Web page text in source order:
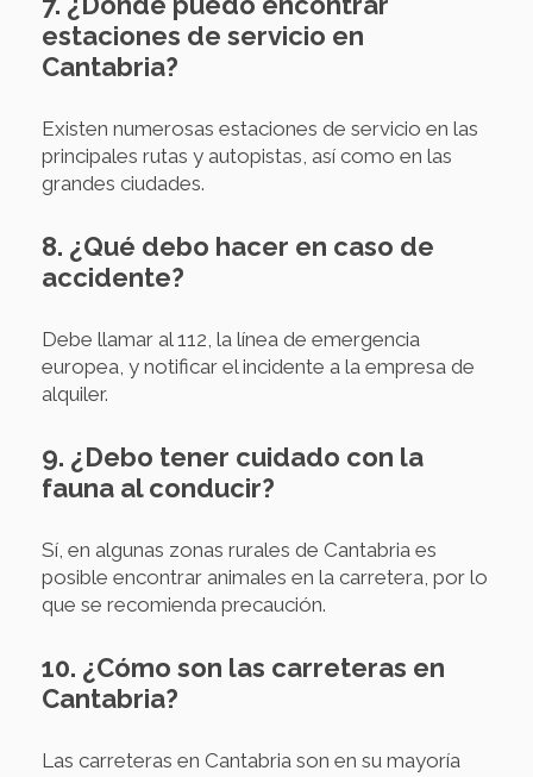
estaciones de servicio en
Cantabria?
Existen numerosas estaciones de servicio en las
principales rutas y autopistas, así como en las
grandes ciudades.
8. ¿Qué debo hacer en caso de
accidente?
Debe llamar al 112, la línea de emergencia
europea, y notificar el incidente a la empresa de
alquiler.
9. ¿Debo tener cuidado con la
fauna al conducir?
Sí, en algunas zonas rurales de Cantabria es
posible encontrar animales en la carretera, por lo
que se recomienda precaución.
10. ¿Cómo son las carreteras en
Cantabria?
Las carreteras en Cantabria son en su mayoría